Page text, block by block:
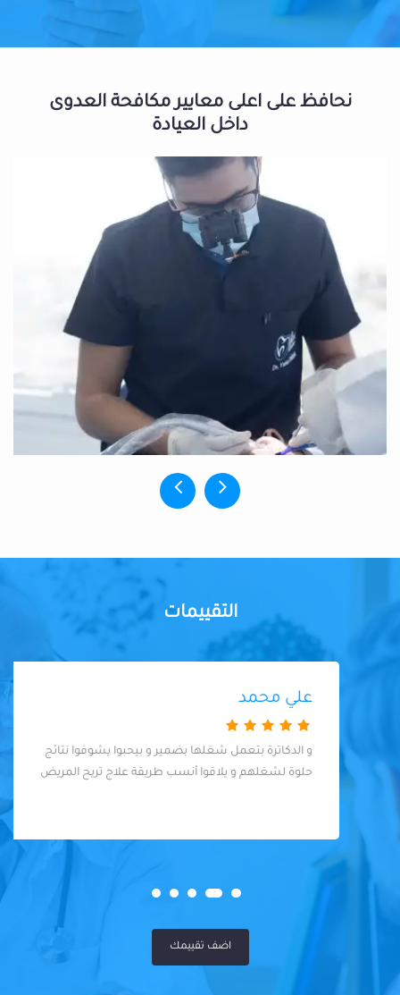
نحافظ على اعلى معايير مكافحة العدوى
داخل العيادة
التقييمات
علي محمد
و الدكاترة بتعمل شغلها بضمير و بيحبوا يشوفوا نتائج
حلوة لشغلهم و يلاقوا أنسب طريقة علاج تريح المريض
اضف تقييمك